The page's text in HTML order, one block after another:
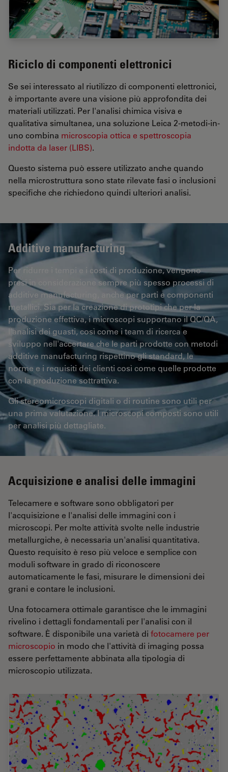
Riciclo di componenti elettronici
Se sei interessato al riutilizzo di componenti elettronici,
è importante avere una visione più approfondita dei
materiali utilizzati. Per l'analisi chimica visiva e
qualitativa simultanea, una soluzione Leica 2-metodi-in-
uno combina microscopia ottica e spettroscopia
indotta da laser (LIBS).
Questo sistema può essere utilizzato anche quando
nella microstruttura sono state rilevate fasi o inclusioni
specifiche che richiedono quindi ulteriori analisi.
Additive manufacturing
Per ridurre i tempi e i costi di produzione, vengono
presi in considerazione sempre più spesso processi di
additive manufacturing, anche per parti e componenti
metallici. Sia per la creazione di prototipi che per la
produzione effettiva, i microscopi supportano il QC/QA,
l'analisi dei guasti, così come i team di ricerca e
sviluppo nell'accertare che le parti prodotte con metodi
additive manufacturing rispettino gli standard, le
norme e i requisiti dei clienti così come quelle prodotte
con la produzione sottrattiva.
Gli stereomicroscopi digitali o di routine sono utili per
una prima valutazione. I microscopi composti sono utili
per analisi più dettagliate.
Acquisizione e analisi delle immagini
Telecamere e software sono obbligatori per
l'acquisizione e l'analisi delle immagini con i
microscopi. Per molte attività svolte nelle industrie
metallurgiche, è necessaria un'analisi quantitativa.
Questo requisito è reso più veloce e semplice con
moduli software in grado di riconoscere
automaticamente le fasi, misurare le dimensioni dei
grani e contare le inclusioni.
Una fotocamera ottimale garantisce che le immagini
rivelino i dettagli fondamentali per l'analisi con il
software. È disponibile una varietà di fotocamere per
microscopio in modo che l'attività di imaging possa
essere perfettamente abbinata alla tipologia di
microscopio utilizzata.